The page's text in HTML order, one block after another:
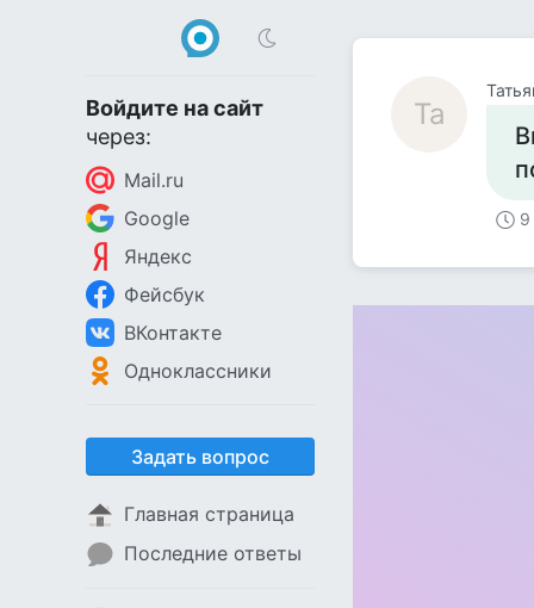
Войдите на сайт
через:
Mail.ru
Google
Яндекс
Фейсбук
ВКонтакте
Одноклассники
Задать вопрос
Главная страница
Последние ответы
Та
9